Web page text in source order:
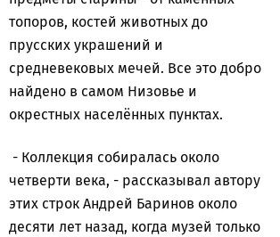
топоров, костей животных до
прусских украшений и
средневековых мечей. Все это добро
найдено в самом Низовье и
окрестных населённых пунктах.
- Коллекция собиралась около
четверти века, - рассказывал автору
этих строк Андрей Баринов около
десяти лет назад, когда музей только